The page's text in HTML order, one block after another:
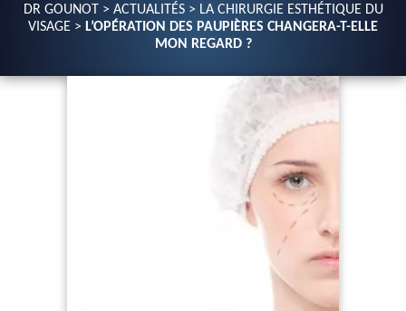
DR GOUNOT > ACTUALITÉS> LA CHIRURGIE ESTHÉTIQUE DU
VISAGE > L’OPÉRATION DES PAUPIÈRES CHANGERA-T-ELLE
MON REGARD ?